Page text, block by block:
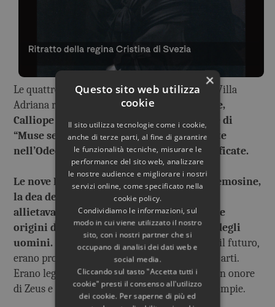
Le quattro statue sicuramente provenenti da Villa
Adriana raffigurano le
Muse Erato, Tersicore,
Calliope e Polinnia. Le altre cinque statue di
“Muse sedute” citate da Ligorio e rinvenute
nell’Odeon non possono più essere identificate.
Le nove Muse erano figlie di Zeus e di Mnemosine,
la dea della Memoria; con le loro danze
allietavano gli dèi dell’Olimpo, cantando le
origini del mondo e la nascita degli dèi e degli
uomini. Conoscevano il passato, il presente e il futuro,
erano protettrici della sapienza umana e delle arti.
Erano legate al culto di Dioniso e di Apollo; e in onore
di Zeus e delle Muse si celebravano le feste Olimpie.
×
Questo sito web utilizza
cookie
Il sito utilizza tecnologie come i cookie,
anche di terze parti, al fine di garantire
le funzionalità tecniche, misurare le
performance del sito web, analizzare
le nostre audience e migliorare i nostri
servizi online, come specificato nella
cookie policy.
Condividiamo le informazioni, sul
modo in cui viene utilizzato il nostro
sito, con i nostri partner che si
occupano di analisi dei dati web e
social media.
Cliccando sul tasto "Accetta tutti i
cookie" presti il consenso all'utilizzo
dei cookie. Per saperne di più ed